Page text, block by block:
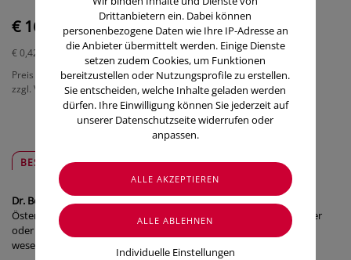
€ 16,90
€ 0,42
/ Stück
Preis inkl. MwSt.
zzgl. Versandkosten
BESCHREIBUNG SICHER & REGIONAL
Dr. Böhm Magnesium Sport®Sticks
Österreich ist sportlich. Laufen, Radfahren, Wandern, Fitnesscenter
oder Tennis und Skifahren sind für viele Menschen zu einem
wesentlichen Bestandteil ihres täglichen Lebens geworden.
Drittanbietern ein. Dabei können
personenbezogene Daten wie Ihre IP-Adresse an
die Anbieter übermittelt werden. Einige Dienste
setzen zudem Cookies, um Funktionen
bereitzustellen oder Nutzungsprofile zu erstellen.
Sie entscheiden, welche Inhalte geladen werden
dürfen. Ihre Einwilligung können Sie jederzeit auf
unserer Datenschutzseite widerrufen oder
anpassen.
Individuelle Einstellungen